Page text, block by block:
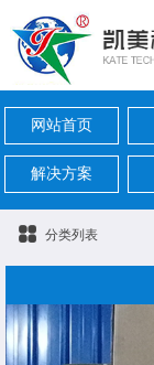
网站首页
解决方案
分类列表